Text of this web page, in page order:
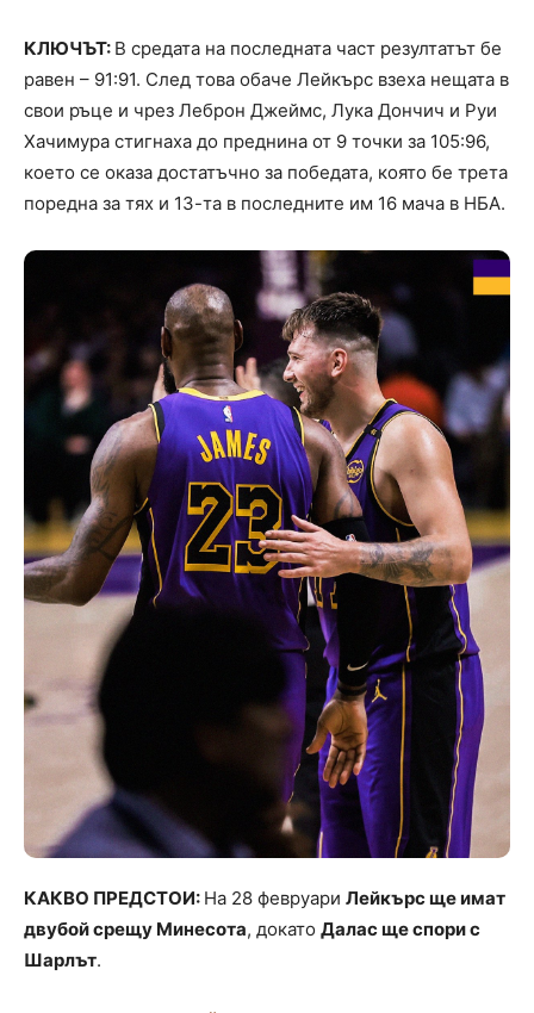
КЛЮЧЪТ: В средата на последната част резултатът бе
равен – 91:91. След това обаче Лейкърс взеха нещата в
свои ръце и чрез Леброн Джеймс, Лука Дончич и Руи
Хачимура стигнаха до преднина от 9 точки за 105:96,
което се оказа достатъчно за победата, която бе трета
поредна за тях и 13-та в последните им 16 мача в НБА.
КАКВО ПРЕДСТОИ: На 28 февруари Лейкърс ще имат
двубой срещу Минесота, докато Далас ще спори с
Шарлът.